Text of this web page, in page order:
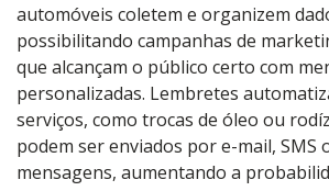
automóveis coletem e organizem
possibilitando campanhas de
que alcançam o público certo com
personalizadas. Lembretes
serviços, como trocas de óleo ou
podem ser enviados por e-mail, SMS
mensagens, aumentando a